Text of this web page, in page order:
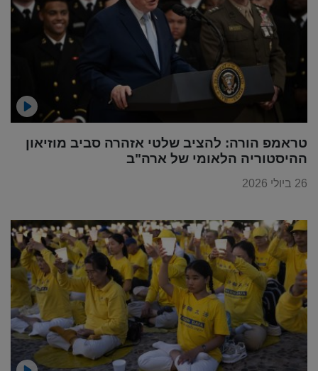
טראמפ הורה: להציב שלטי אזהרה סביב מוזיאון
ההיסטוריה הלאומי של ארה"ב
26 ביולי 2026